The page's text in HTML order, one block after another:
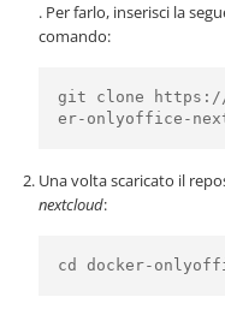
. Per farlo, inserisci la
comando:
git clone https://
er-onlyoffice-
Una volta scaricato il
nextcloud:
cd docker-